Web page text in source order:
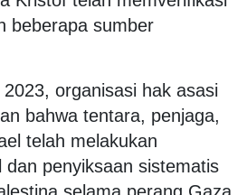
beberapa sumber
organisasi hak asasi
bahwa tentara, penjaga,
telah melakukan
dan penyiksaan sistematis